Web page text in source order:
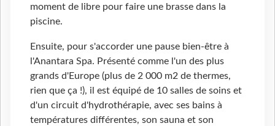
moment de libre pour faire une brasse dans la
piscine.
Ensuite, pour s'accorder une pause bien-être à
l'Anantara Spa. Présenté comme l'un des plus
grands d'Europe (plus de 2 000 m2 de thermes,
rien que ça !), il est équipé de 10 salles de soins et
d'un circuit d'hydrothérapie, avec ses bains à
températures différentes, son sauna et son